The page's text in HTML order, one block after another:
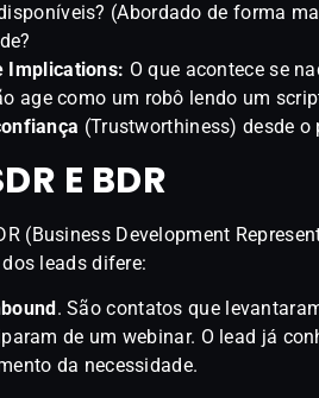
(Abordado de forma
Implications: O que acontece se
age como um robô lendo um
(Trustworthiness) desde o
E BDR
(Business Development
leads difere:
. São contatos que
de um webinar. O lead já
da necessidade.